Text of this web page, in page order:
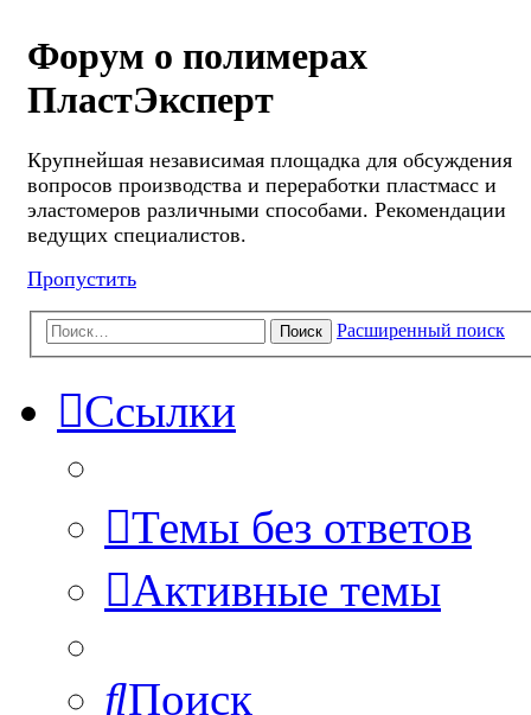
Форум о полимерах
ПластЭксперт
Крупнейшая независимая площадка для обсуждения
вопросов производства и переработки пластмасс и
эластомеров различными способами. Рекомендации
ведущих специалистов.
Пропустить
Поиск Расширенный поиск
Ссылки
Темы без ответов
Активные темы
Поиск